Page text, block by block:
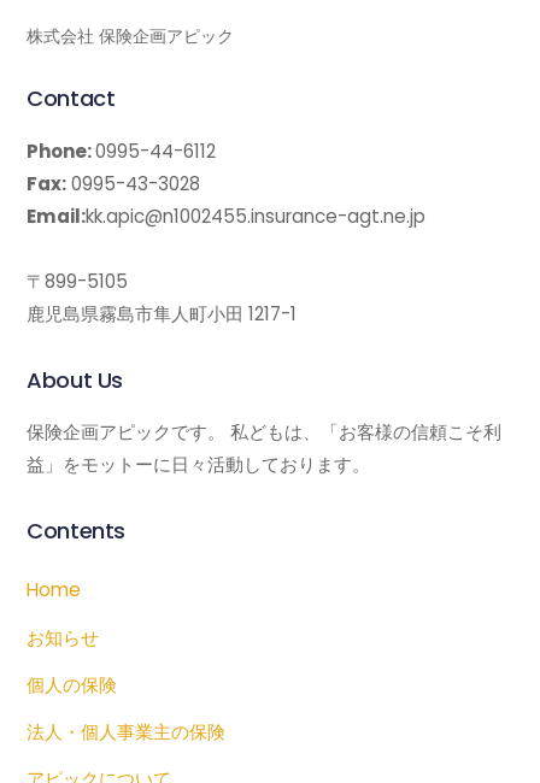
株式会社 保険企画アピック
Contact
Phone:0995-44-6112
Fax:0995-43-3028
Email:kk.apic@n1002455.insurance-agt.ne.jp
〒899-5105
鹿児島県霧島市隼人町小田 1217-1
About Us
保険企画アピックです。 私どもは、「お客様の信頼こそ利
益」をモットーに日々活動しております。
Contents
Home
お知らせ
個人の保険
法人・個人事業主の保険